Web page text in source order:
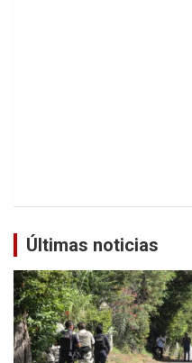
Últimas noticias